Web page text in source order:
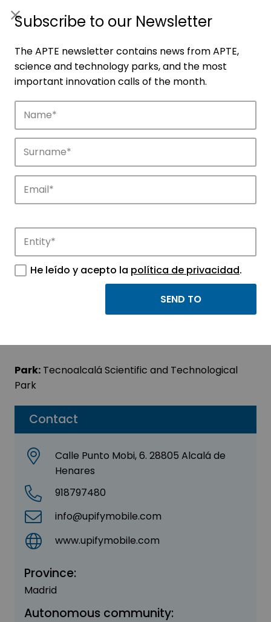
Companies
Discover the companies that drive
innovation in APTE’s parks.
Contact
Calle Punto Mobi, 6. 28805 Alcalá de
Henares
918797480
info@upifymobile.com
www.upifymobile.com
Province:
Madrid
Autonomous community:
U-Project Firm S.L.
Park: Tecnoalcalá Scientific and Technological
Park
Subscribe to our Newsletter
The APTE newsletter contains news from APTE,
science and technology parks, and the most
important innovation calls of the month.
He leído y acepto la política de privacidad.